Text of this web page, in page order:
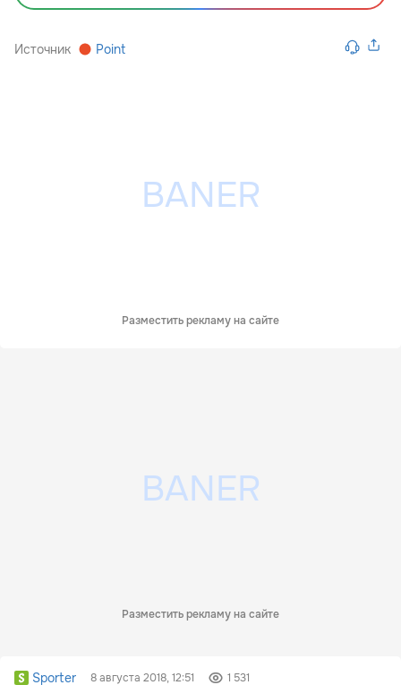
Источник Point
Разместить рекламу на сайте
Разместить рекламу на сайте
Sporter 8 августа 2018, 12:51 1 531